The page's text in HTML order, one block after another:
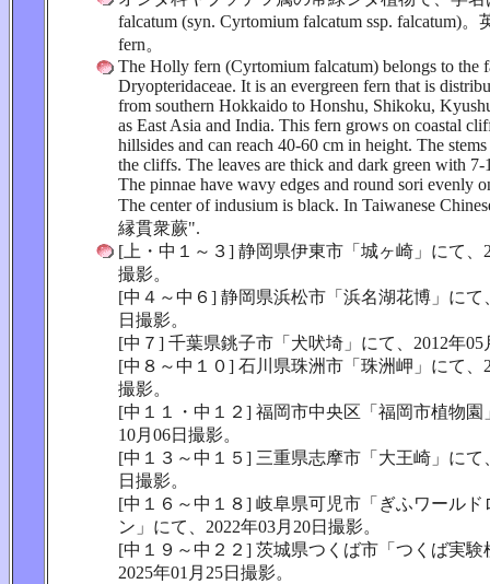
falcatum (syn. Cyrtomium falcatum ssp. falcatum)
fern。
The Holly fern (Cyrtomium falcatum) belongs to the
Dryopteridaceae. It is an evergreen fern that is
from southern Hokkaido to Honshu, Shikoku,
as East Asia and India. This fern grows on coastal
hillsides and can reach 40-60 cm in height. The
the cliffs. The leaves are thick and dark green with 7-
The pinnae have wavy edges and round sori evenly
The center of indusium is black. In Taiwanese
縁貫衆蕨".
[上・中１～３] 静岡県伊東市「城ヶ崎」にて、
撮影。
[中４～中６] 静岡県浜松市「浜名湖花博」にて
日撮影。
[中７] 千葉県銚子市「犬吠埼」にて、2012年05
[中８～中１０] 石川県珠洲市「珠洲岬」にて、
撮影。
[中１１・中１２] 福岡市中央区「福岡市植物園
10月06日撮影。
[中１３～中１５] 三重県志摩市「大王崎」にて
日撮影。
[中１６～中１８] 岐阜県可児市「ぎふワールド
ン」にて、2022年03月20日撮影。
[中１９～中２２] 茨城県つくば市「つくば実験
2025年01月25日撮影。